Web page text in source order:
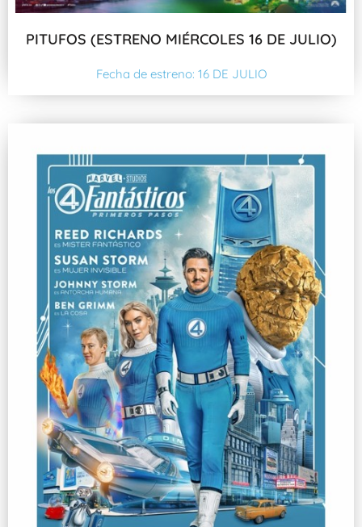
PITUFOS (ESTRENO MIÉRCOLES 16 DE JULIO)
Fecha de estreno: 16 DE JULIO